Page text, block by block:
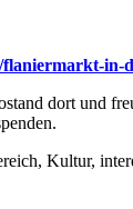
in-
dort und
Kultur,